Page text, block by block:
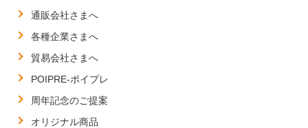
通販会社さまへ
各種企業さまへ
貿易会社さまへ
POIPRE-ポイプレ
周年記念のご提案
オリジナル商品